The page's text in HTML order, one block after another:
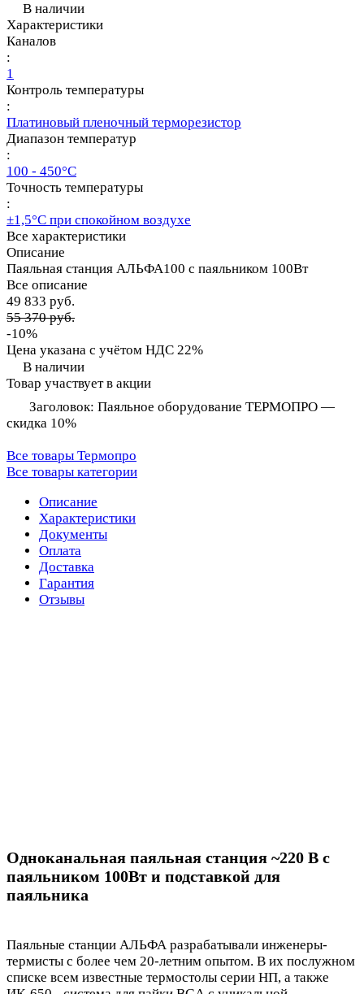
В наличии
Характеристики
Каналов
:
1
Контроль температуры
:
Платиновый пленочный терморезистор
Диапазон температур
:
100 - 450°С
Точность температуры
:
±1,5°С при спокойном воздухе
Все характеристики
Описание
Паяльная станция АЛЬФА100 с паяльником 100Вт
Все описание
49 833 руб.
55 370 руб.
-10%
Цена указана с учётом НДС 22%
В наличии
Товар участвует в акции
Заголовок: Паяльное оборудование ТЕРМОПРО —
скидка 10%
Все товары Термопро
Все товары категории
Описание
Характеристики
Документы
Оплата
Доставка
Гарантия
Отзывы
Одноканальная паяльная станция ~220 В с
паяльником 100Вт и подставкой для
паяльника
Паяльные станции АЛЬФА разрабатывали инженеры-
термисты с более чем 20-летним опытом. В их послужном
списке всем известные термостолы серии НП, а также